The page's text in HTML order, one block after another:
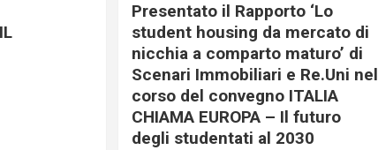
Presentato il Rapporto ‘Lo
student housing da mercato di
nicchia a comparto maturo’ di
Scenari Immobiliari e Re.Uni nel
corso del convegno ITALIA
CHIAMA EUROPA – Il futuro
degli studentati al 2030